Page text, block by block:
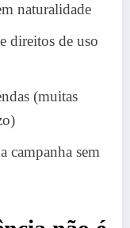
naturalidade
direitos de uso
(muitas
campanha sem